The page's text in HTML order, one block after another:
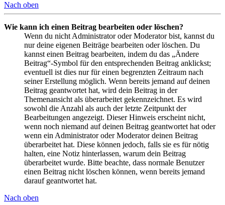
Nach oben
Wie kann ich einen Beitrag bearbeiten oder löschen?
Wenn du nicht Administrator oder Moderator bist, kannst du
nur deine eigenen Beiträge bearbeiten oder löschen. Du
kannst einen Beitrag bearbeiten, indem du das „Ändere
Beitrag“-Symbol für den entsprechenden Beitrag anklickst;
eventuell ist dies nur für einen begrenzten Zeitraum nach
seiner Erstellung möglich. Wenn bereits jemand auf deinen
Beitrag geantwortet hat, wird dein Beitrag in der
Themenansicht als überarbeitet gekennzeichnet. Es wird
sowohl die Anzahl als auch der letzte Zeitpunkt der
Bearbeitungen angezeigt. Dieser Hinweis erscheint nicht,
wenn noch niemand auf deinen Beitrag geantwortet hat oder
wenn ein Administrator oder Moderator deinen Beitrag
überarbeitet hat. Diese können jedoch, falls sie es für nötig
halten, eine Notiz hinterlassen, warum dein Beitrag
überarbeitet wurde. Bitte beachte, dass normale Benutzer
einen Beitrag nicht löschen können, wenn bereits jemand
darauf geantwortet hat.
Nach oben